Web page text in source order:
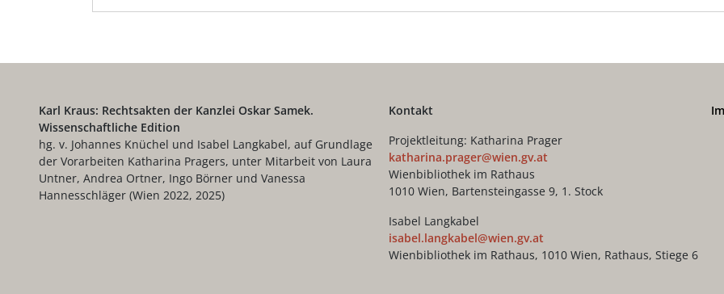
Karl Kraus: Rechtsakten der Kanzlei Oskar Samek.
Wissenschaftliche Edition
hg. v. Johannes Knüchel und Isabel Langkabel, auf Grundlage
der Vorarbeiten Katharina Pragers, unter Mitarbeit von Laura
Untner, Andrea Ortner, Ingo Börner und Vanessa
Hannesschläger (Wien 2022, 2025)
Kontakt
Projektleitung: Katharina Prager
katharina.prager@wien.gv.at
Wienbibliothek im Rathaus
1010 Wien, Bartensteingasse 9, 1. Stock
Isabel Langkabel
isabel.langkabel@wien.gv.at
Wienbibliothek im Rathaus, 1010 Wien, Rathaus, Stiege 6